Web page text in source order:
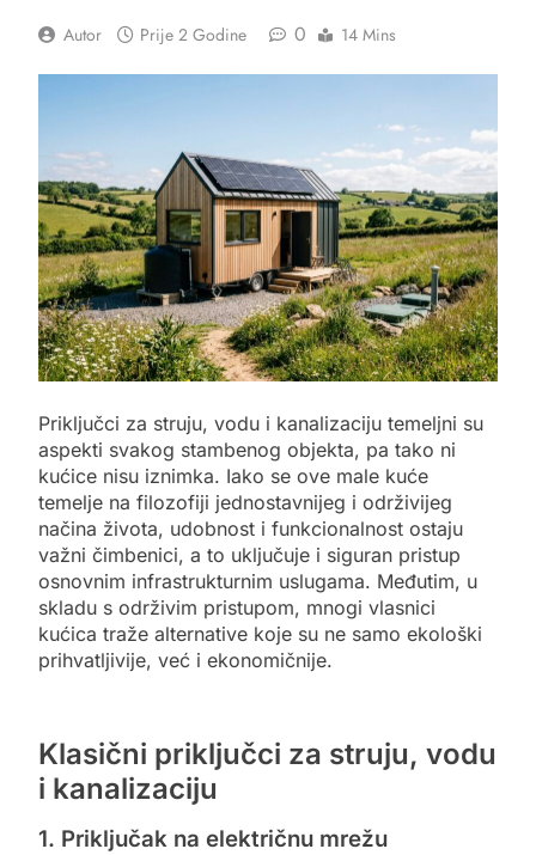
Autor Prije 2 Godine 0 14 Mins
Priključci za struju, vodu i kanalizaciju temeljni su
aspekti svakog stambenog objekta, pa tako ni
kućice nisu iznimka. Iako se ove male kuće
temelje na filozofiji jednostavnijeg i održivijeg
načina života, udobnost i funkcionalnost ostaju
važni čimbenici, a to uključuje i siguran pristup
osnovnim infrastrukturnim uslugama. Međutim, u
skladu s održivim pristupom, mnogi vlasnici
kućica traže alternative koje su ne samo ekološki
prihvatljivije, već i ekonomičnije.
Klasični priključci za struju, vodu
i kanalizaciju
1. Priključak na električnu mrežu